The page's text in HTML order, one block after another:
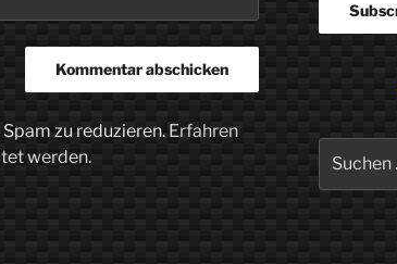
zu reduzieren. Erfahren
werden.
nach: